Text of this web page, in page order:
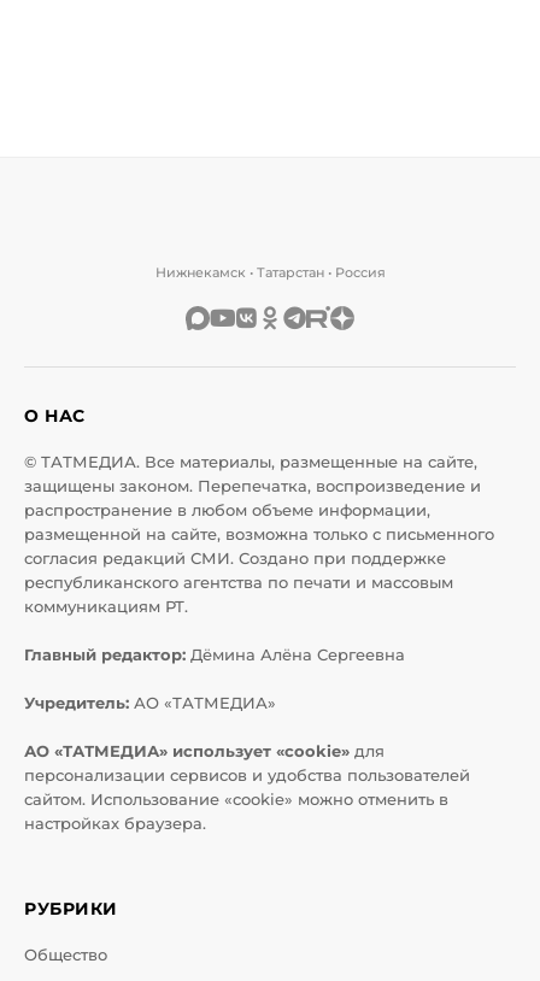
Нижнекамск • Татарстан • Россия
О НАС
© ТАТМЕДИА. Все материалы, размещенные на сайте,
защищены законом. Перепечатка, воспроизведение и
распространение в любом объеме информации,
размещенной на сайте, возможна только с письменного
согласия редакций СМИ. Создано при поддержке
республиканского агентства по печати и массовым
коммуникациям РТ.
Главный редактор: Дёмина Алёна Сергеевна
Учредитель: АО «ТАТМЕДИА»
АО «ТАТМЕДИА» использует «cookie» для
персонализации сервисов и удобства пользователей
сайтом. Использование «cookie» можно отменить в
настройках браузера.
РУБРИКИ
Общество